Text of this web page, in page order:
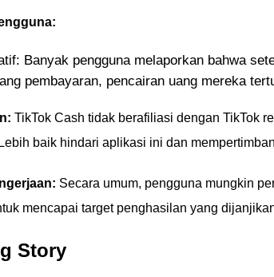
Banyak pengguna melaporkan bahwa
pembayaran, pencairan uang mereka
TikTok Cash tidak berafiliasi dengan TikTok
baik hindari aplikasi ini dan
Secara umum, pengguna mungkin
mencapai target penghasilan yang
Story